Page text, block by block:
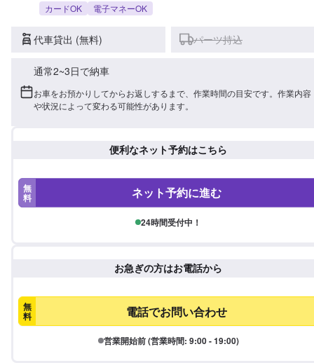
カードOK 電子マネーOK
代車貸出 (無料) パーツ持込
通常2~3日で納車
お車をお預かりしてからお返しするまで、作業時間の目安です。作業内容
や状況によって変わる可能性があります。
便利なネット予約はこちら
無
料 ネット予約に進む
24時間受付中！
お急ぎの方はお電話から
無
料 電話でお問い合わせ
営業開始前 (営業時間: 9:00 - 19:00)